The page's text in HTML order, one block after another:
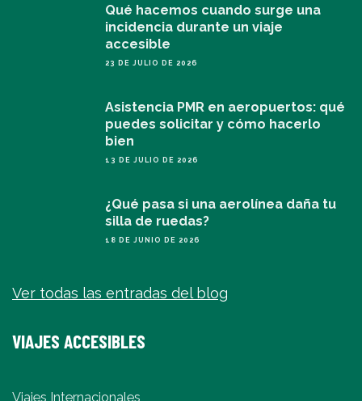
Qué hacemos cuando surge una
incidencia durante un viaje
accesible
23 DE JULIO DE 2026
Asistencia PMR en aeropuertos: qué
puedes solicitar y cómo hacerlo
bien
13 DE JULIO DE 2026
¿Qué pasa si una aerolínea daña tu
silla de ruedas?
18 DE JUNIO DE 2026
Ver todas las entradas del blog
VIAJES ACCESIBLES
Viajes Internacionales